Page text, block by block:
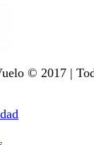
© 2017 |